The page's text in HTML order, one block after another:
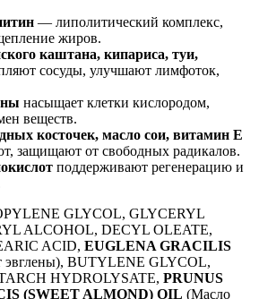
— липолитический комплекс,
жиров.
каштана, кипариса, туи,
сосуды, улучшают лимфоток,
насыщает клетки кислородом,
веществ.
косточек, масло сои, витамин Е
защищают от свободных радикалов.
поддерживают регенерацию и
GLYCOL, GLYCERYL
ALCOHOL, DECYL OLEATE,
ACID, EUGLENA GRACILIS
эвглены), BUTYLENE GLYCOL,
HYDROLYSATE, PRUNUS
(SWEET ALMOND) OIL (Масло